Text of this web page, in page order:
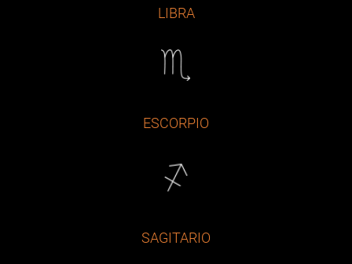
LIBRA
ESCORPIO
SAGITARIO